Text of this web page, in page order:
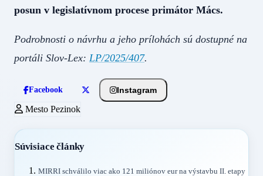
posun v legislatívnom procese primátor Mács.
Podrobnosti o návrhu a jeho prílohách sú dostupné na
portáli Slov-Lex: LP/2025/407.
Facebook Instagram
Mesto Pezinok
Súvisiace články
MIRRI schválilo viac ako 121 miliónov eur na výstavbu II. etapy